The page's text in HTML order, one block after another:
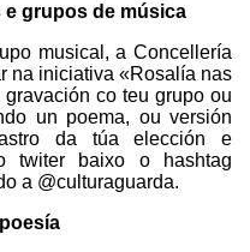
grupos de música
musical, a Concellería
na iniciativa «Rosalía nas
co teu grupo ou
un poema, ou versión
da túa elección e
twiter baixo o hashtag
a @culturaguarda.